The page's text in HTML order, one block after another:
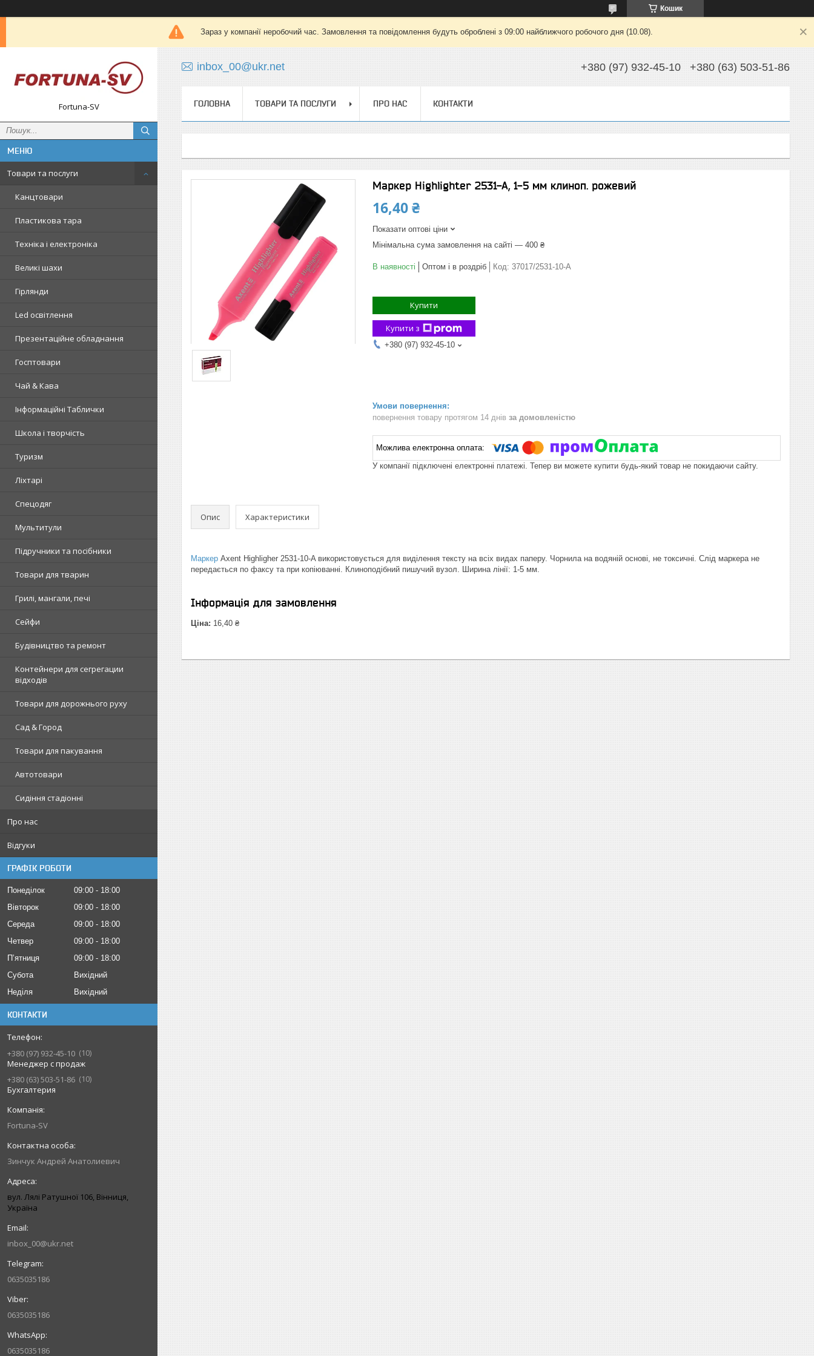
Кошик
Зараз у компанії неробочий час. Замовлення та повідомлення будуть оброблені з 09:00 найближчого робочого дня (10.08).
Fortuna-SV
Товари та послуги
Канцтовари
Пластикова тара
Техніка і електроніка
Великі шахи
Гірлянди
Led освітлення
Презентаційне обладнання
Госптовари
Чай & Кава
Інформаційні Таблички
Школа і творчість
Туризм
Ліхтарі
Спецодяг
Мультитули
Підручники та посібники
Товари для тварин
Грилі, мангали, печі
Сейфи
Будівництво та ремонт
Контейнери для сегрегации
відходів
Товари для дорожнього руху
Сад & Город
Товари для пакування
Автотовари
Сидіння стадіонні
Про нас
Відгуки
ГРАФІК РОБОТИ
Понеділок 09:00
18:00
Вівторок
09:00
18:00
Середа
09:00
18:00
Четвер
09:00
18:00
Пʼятниця
09:00
18:00
Субота
Вихідний
Неділя
Вихідний
КОНТАКТИ
+380 (97) 932-45-10
10
Менеджер с продаж
+380 (63) 503-51-86
10
Бухгалтерия
Fortuna-SV
Зинчук Андрей Анатолиевич
вул. Лялі Ратушної 106, Вінниця,
Україна
inbox_00@ukr.net
0635035186
0635035186
0635035186
inbox_00@ukr.net +380 (97) 932-45-10 +380 (63) 503-51-86
ГОЛОВНА ТОВАРИ ТА ПОСЛУГИ ПРО НАС КОНТАКТИ
Маркер Highlighter 2531-A, 1-5 мм клиноп. рожевий
16,40 ₴
Показати оптові ціни
Мінімальна сума замовлення на сайті — 400 ₴
В наявності Оптом і в роздріб Код: 37017/2531-10-A
Купити
Купити з
+380 (97) 932-45-10
повернення товару протягом 14 днів за домовленістю
У компанії підключені електронні платежі. Тепер ви можете купити будь-який товар не покидаючи сайту.
Опис Характеристики
Маркер Axent Highligher 2531-10-A використовується для виділення тексту на всіх видах паперу. Чорнила на водяній основі, не токсичні. Слід маркера не
передається по факсу та при копіюванні. Клиноподібний пишучий вузол. Ширина лінії: 1-5 мм.
Інформація для замовлення
Ціна: 16,40 ₴